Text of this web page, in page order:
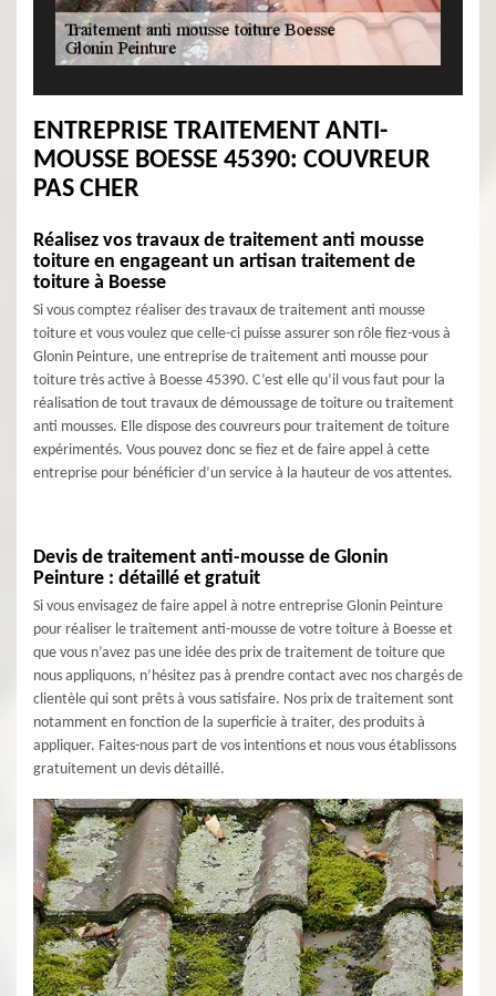
ENTREPRISE TRAITEMENT ANTI-
MOUSSE BOESSE 45390: COUVREUR
PAS CHER
Réalisez vos travaux de traitement anti mousse
toiture en engageant un artisan traitement de
toiture à Boesse
Si vous comptez réaliser des travaux de traitement anti mousse
toiture et vous voulez que celle-ci puisse assurer son rôle fiez-vous à
Glonin Peinture, une entreprise de traitement anti mousse pour
toiture très active à Boesse 45390. C’est elle qu’il vous faut pour la
réalisation de tout travaux de démoussage de toiture ou traitement
anti mousses. Elle dispose des couvreurs pour traitement de toiture
expérimentés. Vous pouvez donc se fiez et de faire appel à cette
entreprise pour bénéficier d’un service à la hauteur de vos attentes.
Devis de traitement anti-mousse de Glonin
Peinture : détaillé et gratuit
Si vous envisagez de faire appel à notre entreprise Glonin Peinture
pour réaliser le traitement anti-mousse de votre toiture à Boesse et
que vous n’avez pas une idée des prix de traitement de toiture que
nous appliquons, n’hésitez pas à prendre contact avec nos chargés de
clientèle qui sont prêts à vous satisfaire. Nos prix de traitement sont
notamment en fonction de la superficie à traiter, des produits à
appliquer. Faites-nous part de vos intentions et nous vous établissons
gratuitement un devis détaillé.